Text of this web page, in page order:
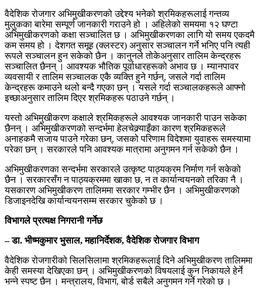
वैदेशिक रोजगार अभिमुखीकरणको उद्देश्य भनेको श्रमिकहरूलाई गन्तव्य
मुलुकका बारेमा सम्पूर्ण जानकारी गराउने हो । अहिलेको समयमा १२ घण्टा
अभिमुखीकरणको कक्षा सञ्चालित छ । अभिमुखीकरणका लागि यो समय एकदमै
कम समय हो । देशगत समूह (क्लस्टर) अनुसार सञ्चालन गर्ने भनिए पनि त्यही
रूपले सञ्चालन हुन सकेको छैन । कानुनले तोकेअनुसार तालिम केन्द्रहरू
सञ्चालित छैनन् । आवश्यक भौतिक पूर्वाधारहरूको अभाव छ । म्यानपावर
व्यवसायी र तालिम सञ्चालक एकै व्यक्ति हुने गर्छन्, जसले गर्दा तालिम
केन्द्रहरू कमाउने थलो बन्दै गएका छन् । यसले गर्दा सञ्चालकहरूले आफ्नो
इच्छाअनुसार तालिम दिएर श्रमिकहरू पठाउने गर्छन् ।
यस्तो अभिमुखीकरण कक्षाले श्रमिकहरूले आवश्यक जानकारी पाउन सकेका
छैनन् । अभिमुखीकरणको सन्दर्भमा हेलचेक्र्याइँका कारण श्रमिकहरूले
अनाहकमै सजाय पाउने गरेका छन्, जसको परिणाम विदेशमा युवाहरू समस्यामा
परेका छन् । सरकारले पनि आवश्यक मात्रामा अनुगमन गर्न सकेको छैन ।
अभिमुखीकरणका सन्दर्भमा सरकारले उत्कृष्ट पाठ्यक्रम निर्माण गर्न सकेको
छैन । सरकारसँग न पाठ्यक्रममा खाका छ, न त कार्यान्वयनको तरिका नै ।
यसकारण अभिमुखीकरण तालिममा सरकार गम्भीर छैन । अभिमुखीकरणको
डिजाइनदेखि कार्यान्वयनसम्म सरकार चुकेको छ ।
विभागले प्रत्यक्ष निगरानी गर्नेछ
– डा. भीष्मकुमार भुसाल, महानिर्देशक, वैदेशिक रोजगार विभाग
वैदेशिक रोजगारीको सिलसिलामा श्रमिकहरूलाई दिने अभिमुखीकरण तालिममा
केही समस्या देखिएका छन् । अभिमुखीकरणको विषयलाई कुन निकायले हेर्ने
भन्ने स्पष्ट छैन । मन्त्रालय, विभाग, बोर्ड सबैले अनुगमन गर्ने गरेको छ ।